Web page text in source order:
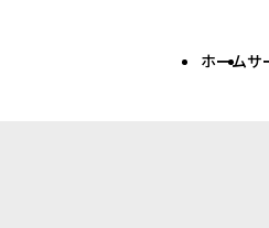
ホームサ